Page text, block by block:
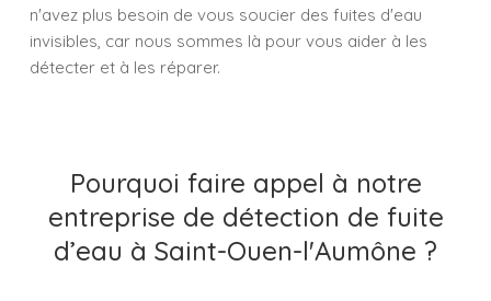
n'avez plus besoin de vous soucier des fuites d'eau
invisibles, car nous sommes là pour vous aider à les
détecter et à les réparer.
Pourquoi faire appel à notre
entreprise de détection de fuite
d’eau à Saint-Ouen-l'Aumône ?